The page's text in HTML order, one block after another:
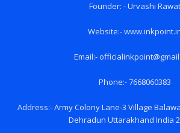
Founder: - Urvashi Rawat
Website:-
Email:-
Phone:- 7668060383
Address:- Army Colony Lane-3 Village
Dehradun Uttarakhand India